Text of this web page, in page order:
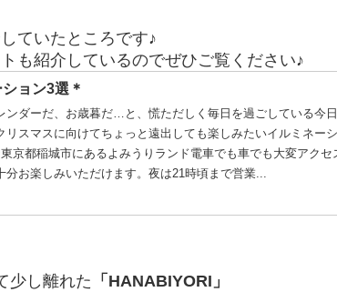
ていたところです♪
も紹介しているのでぜひご覧ください♪
ョン3選＊
ンダーだ、お歳暮だ…と、慌ただしく毎日を過ごしている今
スマスに向けてちょっと遠出しても楽しみたいイルミネー
京都稲城市にあるよみうりランド電車でも車でも大変アクセ
お楽しみいただけます。夜は21時頃まで営業...
少し離れた 「HANABIYORI」